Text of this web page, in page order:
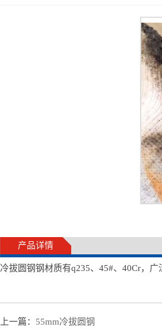
产品详情
冷拔圆钢钢材质有q235、45#、40Cr，
上一篇： 55mm冷拔圆钢